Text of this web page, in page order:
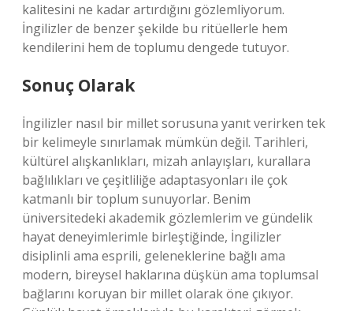
kalitesini ne kadar artırdığını gözlemliyorum.
İngilizler de benzer şekilde bu ritüellerle hem
kendilerini hem de toplumu dengede tutuyor.
Sonuç Olarak
İngilizler nasıl bir millet sorusuna yanıt verirken tek
bir kelimeyle sınırlamak mümkün değil. Tarihleri,
kültürel alışkanlıkları, mizah anlayışları, kurallara
bağlılıkları ve çeşitliliğe adaptasyonları ile çok
katmanlı bir toplum sunuyorlar. Benim
üniversitedeki akademik gözlemlerim ve gündelik
hayat deneyimlerimle birleştiğinde, İngilizler
disiplinli ama esprili, geleneklerine bağlı ama
modern, bireysel haklarına düşkün ama toplumsal
bağlarını koruyan bir millet olarak öne çıkıyor.